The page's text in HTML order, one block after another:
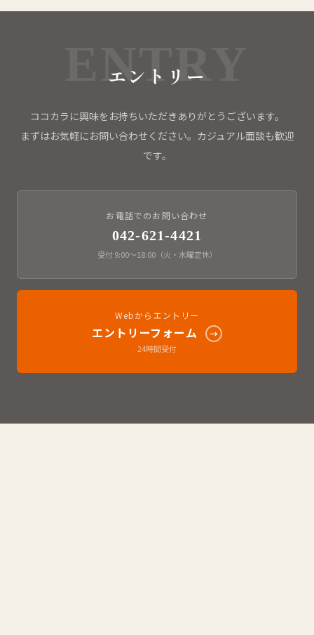
エントリー
ココカラに興味をお持ちいただきありがとうございます。
まずはお気軽にお問い合わせください。カジュアル面談も歓迎
です。
お電話でのお問い合わせ
042-621-4421
受付 9:00〜18:00（火・水曜定休）
Webからエントリー
エントリーフォーム →
24時間受付